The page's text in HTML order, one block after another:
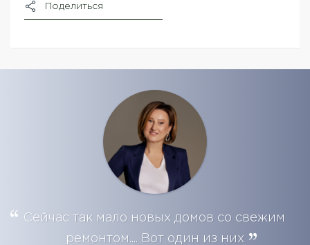
Поделиться
Сейчас так мало новых домов со свежим
ремонтом.... Вот один из них